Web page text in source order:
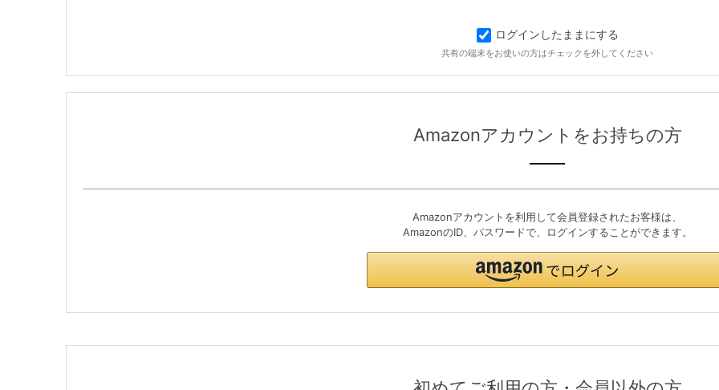
ログインしたままにする
共有の端末をお使いの方はチェックを外してください
Amazonアカウントをお持ちの方
Amazonアカウントを利用して会員登録されたお客様は、
AmazonのID、パスワードで、ログインすることができます。